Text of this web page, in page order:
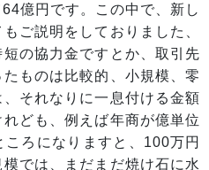
億円です。この中で、新し
ご説明をしておりました、
の協力金ですとか、取引先
ものは比較的、小規模、零
それなりに一息付ける金額
ども、例えば年商が億単位
ろになりますと、100万円
では、まだまだ焼け石に水